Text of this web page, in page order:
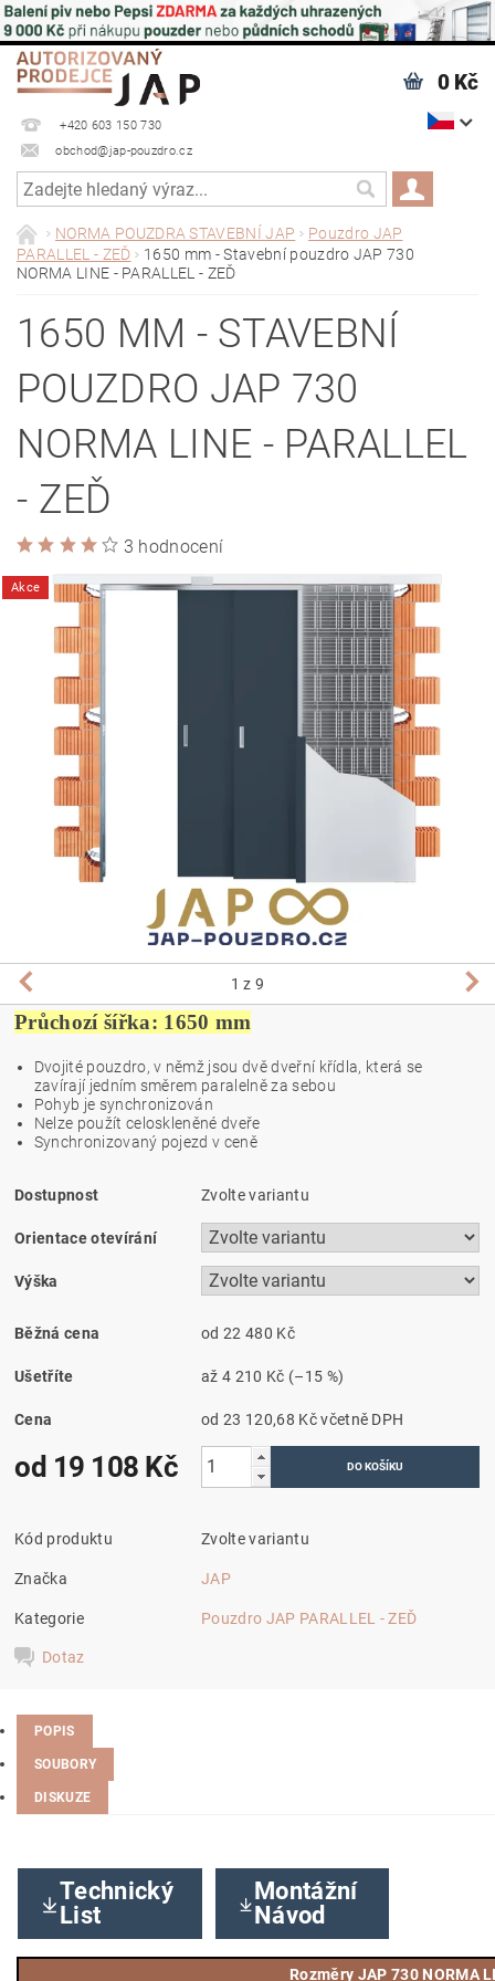
+420 603 150 730
obchod@jap-pouzdro.cz
0 Kč
NORMA POUZDRA STAVEBNÍ JAP
Pouzdro JAP
PARALLEL - ZEĎ
1650 mm - Stavební pouzdro JAP 730
NORMA LINE - PARALLEL - ZEĎ
1650 MM - STAVEBNÍ
POUZDRO JAP 730
NORMA LINE - PARALLEL
- ZEĎ
3 hodnocení
Akce
1 z 9
Průchozí šířka: 1650 mm
Dvojité pouzdro, v němž jsou dvě dveřní křídla, která se
zavírají jedním směrem paralelně za sebou
Pohyb je synchronizován
Nelze použít celoskleněné dveře
Synchronizovaný pojezd v ceně
Dostupnost Zvolte variantu
Orientace otevírání
Výška
Běžná cena od 22 480 Kč
Ušetříte až4 210 Kč (–15 %)
Cena od 23 120,68 Kčvčetně DPH
od 19 108 Kč
Kód produktu Zvolte variantu
Značka JAP
Kategorie Pouzdro JAP PARALLEL - ZEĎ
Dotaz
POPIS
SOUBORY
DISKUZE
Technický
List
Montážní
Návod
Rozměry JAP 730 NORMA